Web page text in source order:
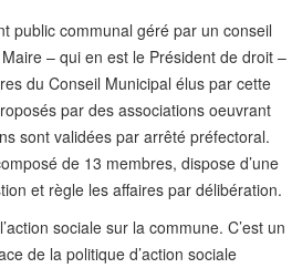
public communal géré par un conseil
– qui en est le Président de droit –
du Conseil Municipal élus par cette
par des associations oeuvrant
sont validées par arrêté préfectoral.
de 13 membres, dispose d’une
et règle les affaires par délibération.
sociale sur la commune. C’est un
de la politique d’action sociale